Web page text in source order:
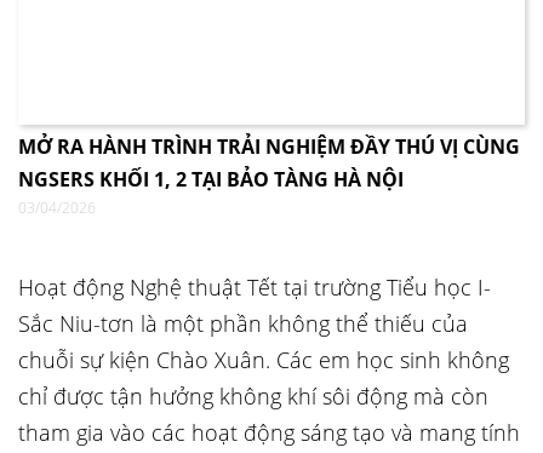
MỞ RA HÀNH TRÌNH TRẢI NGHIỆM ĐẦY THÚ VỊ CÙNG
NGSERS KHỐI 1, 2 TẠI BẢO TÀNG HÀ NỘI
03/04/2026
Hoạt động Nghệ thuật Tết tại trường Tiểu học I-
Sắc Niu-tơn là một phần không thể thiếu của
chuỗi sự kiện Chào Xuân. Các em học sinh không
chỉ được tận hưởng không khí sôi động mà còn
tham gia vào các hoạt động sáng tạo và mang tính